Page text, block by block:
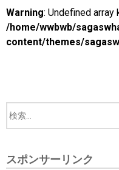
Warning: Undefined array
/home/wwbwb/
content/themes/
スポンサーリンク